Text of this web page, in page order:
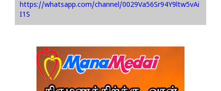
https://whatsapp.com/channel/0029Va56Sr94Y9ltw5vAi
I1S